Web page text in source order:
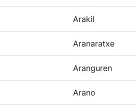
Arakil
Aranaratxe
Aranguren
Arano